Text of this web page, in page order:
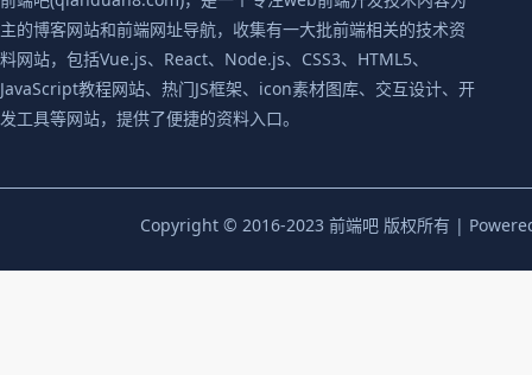
主的博客网站和前端网址导航，收集有一大批前端相关的技术资
料网站，包括Vue.js、React、Node.js、CSS3、HTML5、
JavaScript教程网站、热门JS框架、icon素材图库、交互设计、开
发工具等网站，提供了便捷的资料入口。
Copyright © 2016-2023 前端吧 版权所有 |